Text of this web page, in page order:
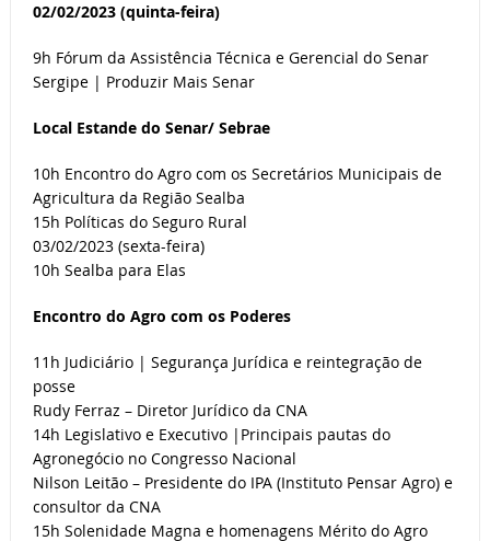
02/02/2023 (quinta-feira)
9h Fórum da Assistência Técnica e Gerencial do Senar
Sergipe | Produzir Mais Senar
Local Estande do Senar/ Sebrae
10h Encontro do Agro com os Secretários Municipais de
Agricultura da Região Sealba
15h Políticas do Seguro Rural
03/02/2023 (sexta-feira)
10h Sealba para Elas
Encontro do Agro com os Poderes
11h Judiciário | Segurança Jurídica e reintegração de
posse
Rudy Ferraz – Diretor Jurídico da CNA
14h Legislativo e Executivo |Principais pautas do
Agronegócio no Congresso Nacional
Nilson Leitão – Presidente do IPA (Instituto Pensar Agro) e
consultor da CNA
15h Solenidade Magna e homenagens Mérito do Agro